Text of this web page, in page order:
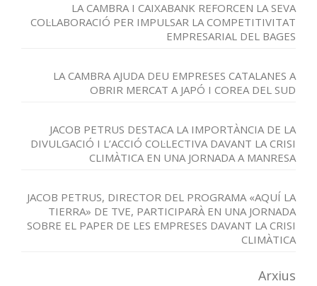
LA CAMBRA I CAIXABANK REFORCEN LA SEVA
COL·LABORACIÓ PER IMPULSAR LA COMPETITIVITAT
EMPRESARIAL DEL BAGES
LA CAMBRA AJUDA DEU EMPRESES CATALANES A
OBRIR MERCAT A JAPÓ I COREA DEL SUD
JACOB PETRUS DESTACA LA IMPORTÀNCIA DE LA
DIVULGACIÓ I L’ACCIÓ COL·LECTIVA DAVANT LA CRISI
CLIMÀTICA EN UNA JORNADA A MANRESA
JACOB PETRUS, DIRECTOR DEL PROGRAMA «AQUÍ LA
TIERRA» DE TVE, PARTICIPARÀ EN UNA JORNADA
SOBRE EL PAPER DE LES EMPRESES DAVANT LA CRISI
CLIMÀTICA
Arxius